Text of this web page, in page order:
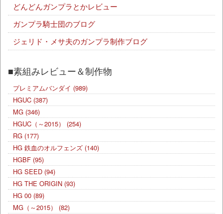
どんどんガンプラとかレビュー
ガンプラ騎士団のブログ
ジェリド・メサ夫のガンプラ制作ブログ
■素組みレビュー＆制作物
プレミアムバンダイ (989)
HGUC (387)
MG (346)
HGUC（～2015）
(254)
RG (177)
HG 鉄血のオルフェンズ (140)
HGBF (95)
HG SEED (94)
HG THE ORIGIN (93)
HG 00 (89)
MG（～2015）
(82)